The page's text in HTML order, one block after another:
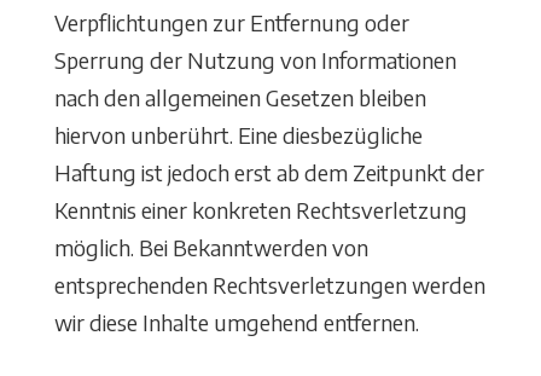
Verpflichtungen zur Entfernung oder
Sperrung der Nutzung von Informationen
nach den allgemeinen Gesetzen bleiben
hiervon unberührt. Eine diesbezügliche
Haftung ist jedoch erst ab dem Zeitpunkt der
Kenntnis einer konkreten Rechtsverletzung
möglich. Bei Bekanntwerden von
entsprechenden Rechtsverletzungen werden
wir diese Inhalte umgehend entfernen.